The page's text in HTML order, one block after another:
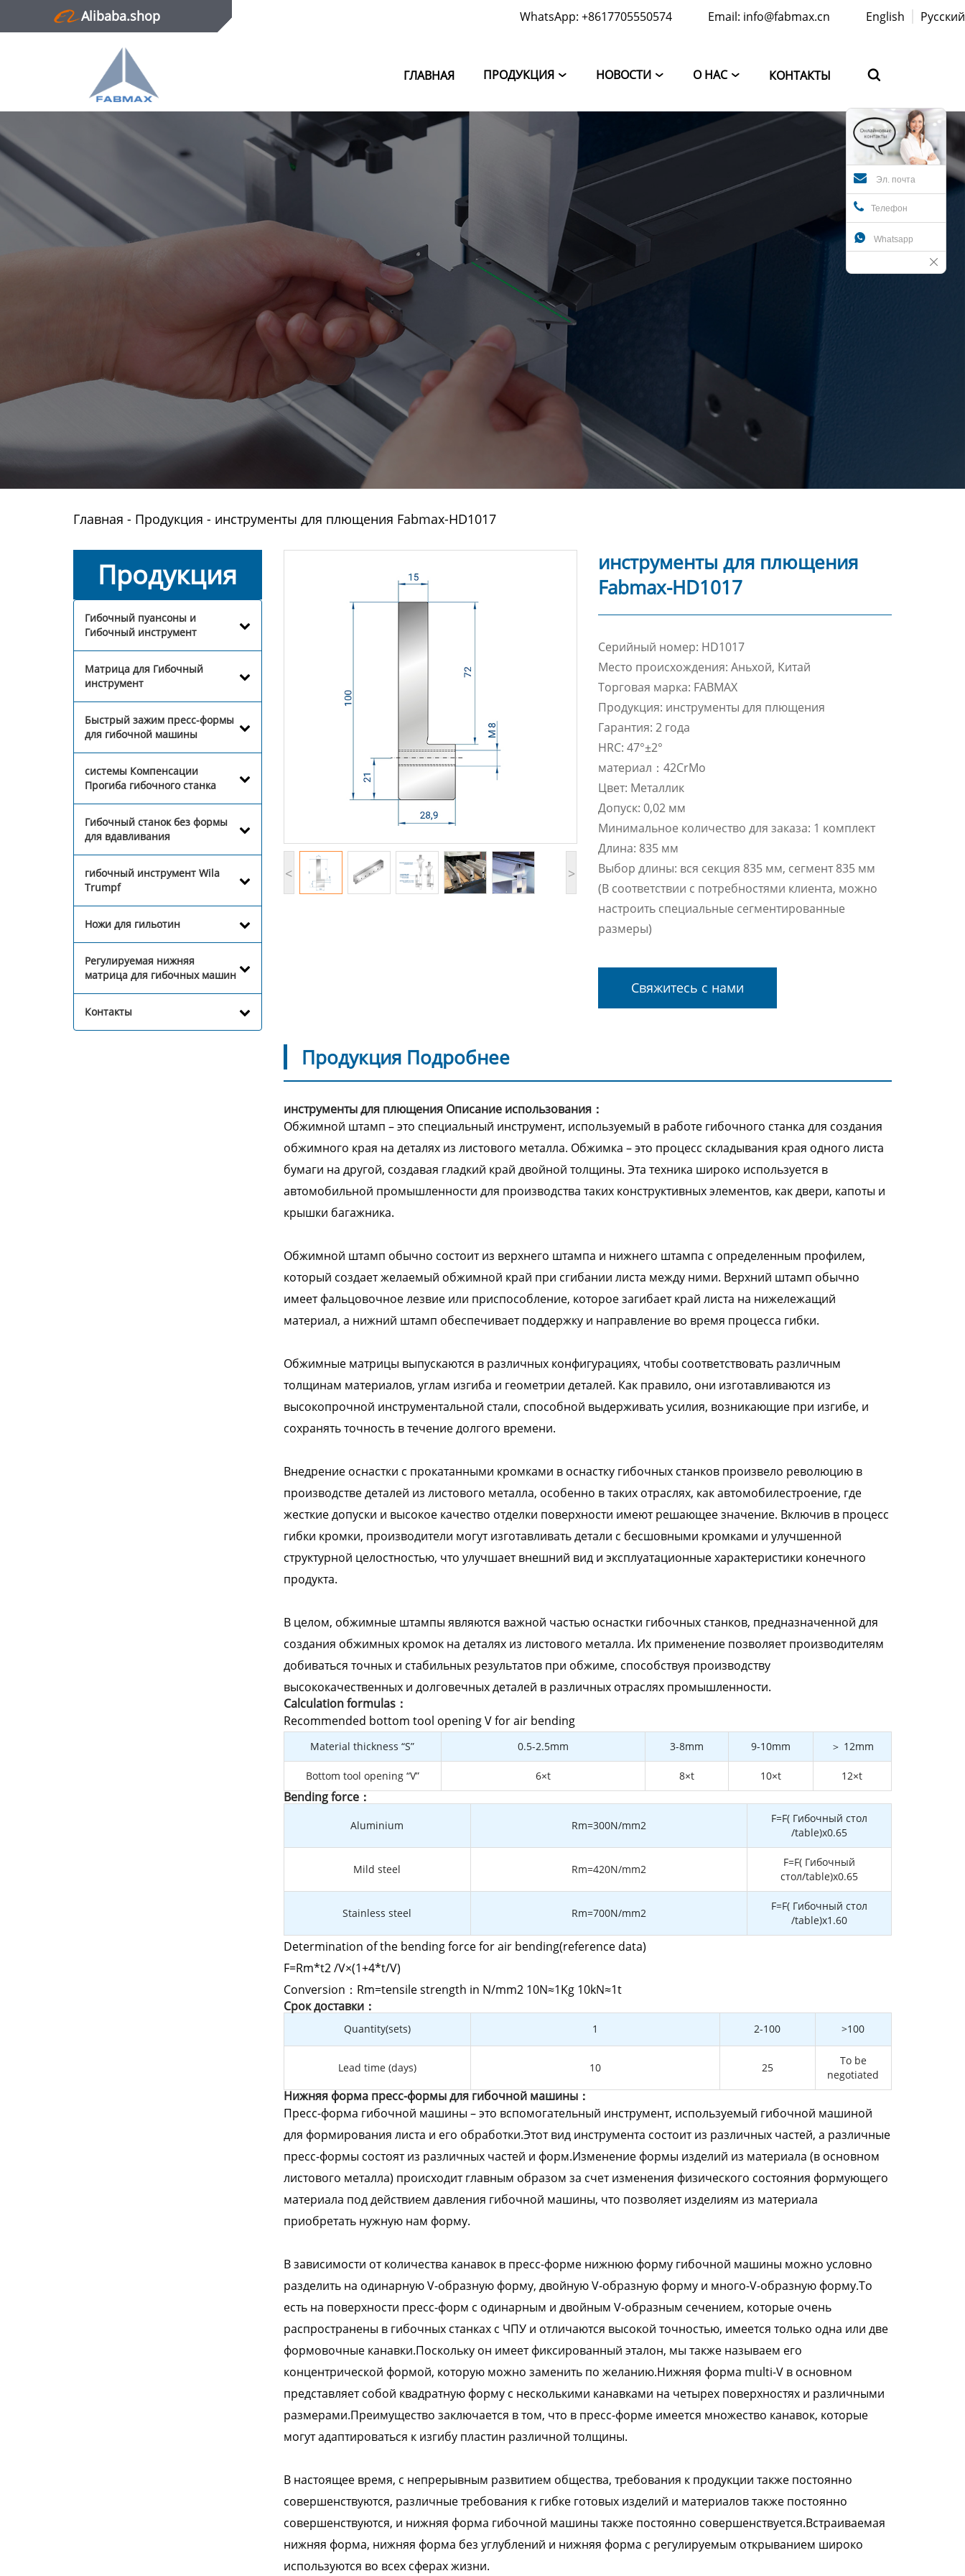
Alibaba.shop WhatsApp: +8617705550574 Email: info@fabmax.cn English Русский
ГЛАВНАЯ ПРОДУКЦИЯ  НОВОСТИ  О НАС  КОНТАКТЫ 
Главная
Контактная информация
Эл. почта
Телефон
 Whatsapp
Главная - Продукция - инструменты для плющения Fabmax-HD1017
Продукция
Гибочный пуансоны и
Гибочный инструмент
Матрица для Гибочный
инструмент
Быстрый зажим пресс-формы
для гибочной машины
системы Компенсации
Прогиба гибочного станка
Гибочный станок без формы
для вдавливания
гибочный инструмент Wila
Trumpf
Ножи для гильотин
Регулируемая нижняя
матрица для гибочных машин
Контакты
< >
инструменты для плющения
Fabmax-HD1017
Cерийный номер: HD1017
Место происхождения: Аньхой, Китай
Торговая марка: FABMAX
Продукция: инструменты для плющения
Гарантия: 2 года
HRC: 47°±2°
материал：42CrMo
Цвет: Металлик
Допуск: 0,02 мм
Минимальное количество для заказа: 1 комплект
Длина: 835 мм
Выбор длины: вся секция 835 мм, сегмент 835 мм
(В соответствии с потребностями клиента, можно
настроить специальные сегментированные
размеры)
Свяжитесь с нами
Продукция Подробнее
инструменты для плющения Описание использования：
Обжимной штамп – это специальный инструмент, используемый в работе гибочного станка для создания
обжимного края на деталях из листового металла. Обжимка – это процесс складывания края одного листа
бумаги на другой, создавая гладкий край двойной толщины. Эта техника широко используется в
автомобильной промышленности для производства таких конструктивных элементов, как двери, капоты и
крышки багажника.
Обжимной штамп обычно состоит из верхнего штампа и нижнего штампа с определенным профилем,
который создает желаемый обжимной край при сгибании листа между ними. Верхний штамп обычно
имеет фальцовочное лезвие или приспособление, которое загибает край листа на нижележащий
материал, а нижний штамп обеспечивает поддержку и направление во время процесса гибки.
Обжимные матрицы выпускаются в различных конфигурациях, чтобы соответствовать различным
толщинам материалов, углам изгиба и геометрии деталей. Как правило, они изготавливаются из
высокопрочной инструментальной стали, способной выдерживать усилия, возникающие при изгибе, и
сохранять точность в течение долгого времени.
Внедрение оснастки с прокатанными кромками в оснастку гибочных станков произвело революцию в
производстве деталей из листового металла, особенно в таких отраслях, как автомобилестроение, где
жесткие допуски и высокое качество отделки поверхности имеют решающее значение. Включив в процесс
гибки кромки, производители могут изготавливать детали с бесшовными кромками и улучшенной
структурной целостностью, что улучшает внешний вид и эксплуатационные характеристики конечного
продукта.
В целом, обжимные штампы являются важной частью оснастки гибочных станков, предназначенной для
создания обжимных кромок на деталях из листового металла. Их применение позволяет производителям
добиваться точных и стабильных результатов при обжиме, способствуя производству
высококачественных и долговечных деталей в различных отраслях промышленности.
Calculation formulas：
Recommended bottom tool opening V for air bending
Material thickness “S” 0.5-2.5mm 3-8mm 9-10mm ＞ 12mm
Bottom tool opening “V” 6×t 8×t 10×t 12×t
Bending force：
Aluminium Rm=300N/mm2
F=F( Гибочный стол
/table)x0.65
Mild steel Rm=420N/mm2
F=F( Гибочный
стол/table)x0.65
Stainless steel Rm=700N/mm2
F=F( Гибочный стол
/table)x1.60
Determination of the bending force for air bending(reference data)
F=Rm*t2 /V×(1+4*t/V)
Conversion：Rm=tensile strength in N/mm2 10N≈1Kg 10kN≈1t
Cрок доставки：
Quantity(sets) 1 2-100 >100
Lead time (days) 10 25
To be
negotiated
Нижняя форма пресс-формы для гибочной машины：
Пресс-форма гибочной машины – это вспомогательный инструмент, используемый гибочной машиной
для формирования листа и его обработки.Этот вид инструмента состоит из различных частей, а различные
пресс-формы состоят из различных частей и форм.Изменение формы изделий из материала (в основном
листового металла) происходит главным образом за счет изменения физического состояния формующего
материала под действием давления гибочной машины, что позволяет изделиям из материала
приобретать нужную нам форму.
В зависимости от количества канавок в пресс-форме нижнюю форму гибочной машины можно условно
разделить на одинарную V-образную форму, двойную V-образную форму и много-V-образную форму.То
есть на поверхности пресс-форм с одинарным и двойным V-образным сечением, которые очень
распространены в гибочных станках с ЧПУ и отличаются высокой точностью, имеется только одна или две
формовочные канавки.Поскольку он имеет фиксированный эталон, мы также называем его
концентрической формой, которую можно заменить по желанию.Нижняя форма multi-V в основном
представляет собой квадратную форму с несколькими канавками на четырех поверхностях и различными
размерами.Преимущество заключается в том, что в пресс-форме имеется множество канавок, которые
могут адаптироваться к изгибу пластин различной толщины.
В настоящее время, с непрерывным развитием общества, требования к продукции также постоянно
совершенствуются, различные требования к гибке готовых изделий и материалов также постоянно
совершенствуются, и нижняя форма гибочной машины также постоянно совершенствуется.Встраиваемая
нижняя форма, нижняя форма без углублений и нижняя форма с регулируемым открыванием широко
используются во всех сферах жизни.